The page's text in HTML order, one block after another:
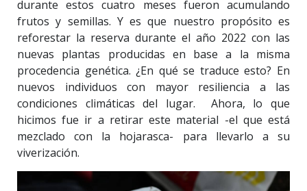
durante estos cuatro meses fueron acumulando
frutos y semillas. Y es que nuestro propósito es
reforestar la reserva durante el año 2022 con las
nuevas plantas producidas en base a la misma
procedencia genética. ¿En qué se traduce esto? En
nuevos individuos con mayor resiliencia a las
condiciones climáticas del lugar. Ahora, lo que
hicimos fue ir a retirar este material -el que está
mezclado con la hojarasca- para llevarlo a su
viverización.